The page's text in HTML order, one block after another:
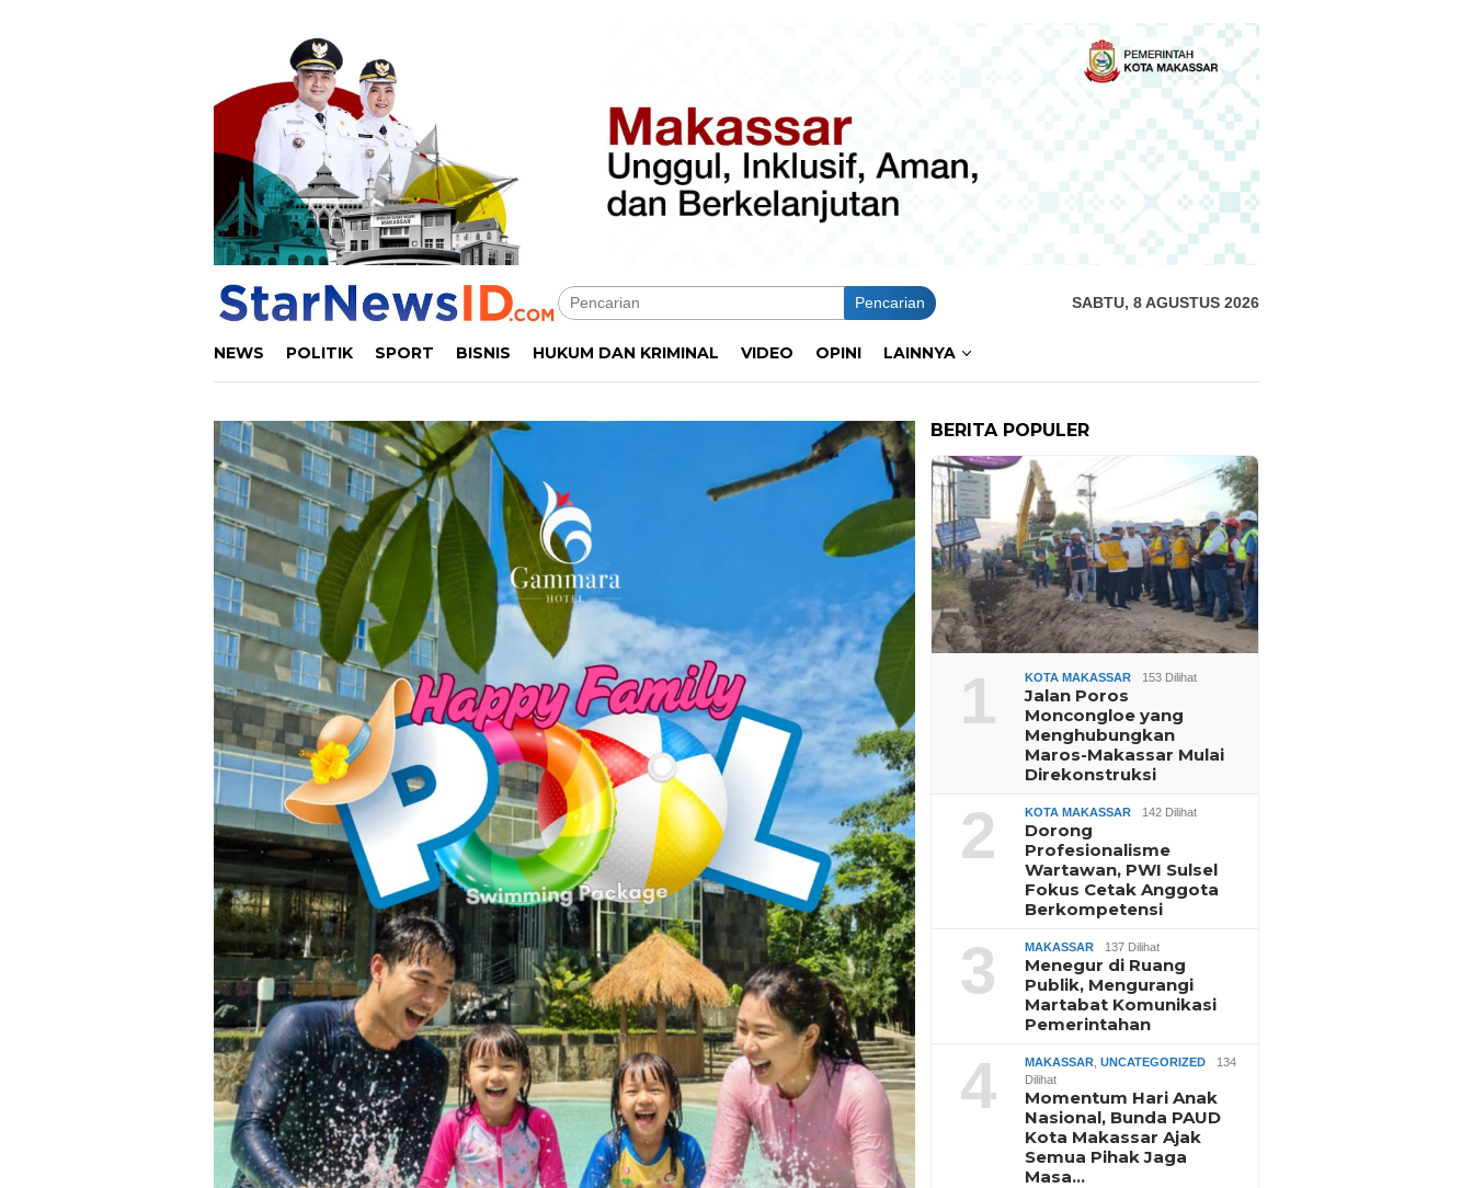
Pencarian SABTU, 8 AGUSTUS 2026
NEWS POLITIK SPORT BISNIS HUKUM DAN KRIMINAL VIDEO OPINI LAINNYA
BERITA POPULER
1 KOTA MAKASSAR 153 Dilihat
Jalan Poros
Moncongloe yang
Menghubungkan
Maros-Makassar Mulai
Direkonstruksi
2 KOTA MAKASSAR 142 Dilihat
Dorong
Profesionalisme
Wartawan, PWI Sulsel
Fokus Cetak Anggota
Berkompetensi
3 MAKASSAR 137 Dilihat
Menegur di Ruang
Publik, Mengurangi
Martabat Komunikasi
Pemerintahan
4 MAKASSAR ,UNCATEGORIZED
134
Dilihat
Momentum Hari Anak
Nasional, Bunda PAUD
Kota Makassar Ajak
Semua Pihak Jaga
Masa…